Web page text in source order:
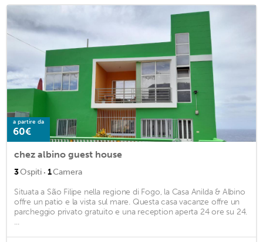
a partire da
60€
chez albino guest house
3Ospiti · 1Camera
Situata a São Filipe nella regione di Fogo, la Casa Anilda & Albino
offre un patio e la vista sul mare. Questa casa vacanze offre un
parcheggio privato gratuito e una reception aperta 24 ore su 24.
...